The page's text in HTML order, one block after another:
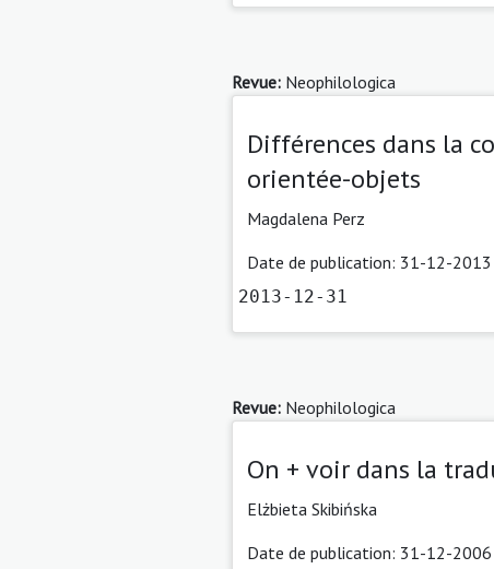
Revue: Neophilologica
Différences dans la
orientée-objets
Magdalena Perz
Date de publication: 31-12-2013
2013-12-31
Revue: Neophilologica
On + voir dans la
Elżbieta Skibińska
Date de publication: 31-12-2006